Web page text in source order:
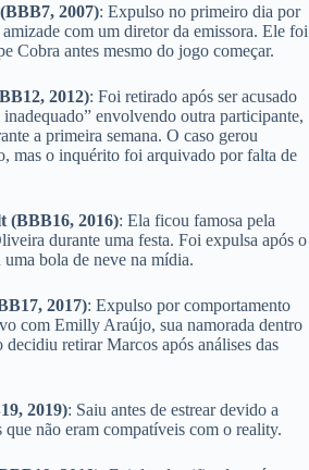
2007): Expulso no primeiro dia por
com um diretor da emissora. Ele foi
Cobra antes mesmo do jogo começar.
2012): Foi retirado após ser acusado
envolvendo outra participante,
a primeira semana. O caso gerou
mas o inquérito foi arquivado por falta de
(BBB16, 2016): Ela ficou famosa pela
durante uma festa. Foi expulsa após o
bola de neve na mídia.
2017): Expulso por comportamento
com Emilly Araújo, sua namorada dentro
decidiu retirar Marcos após análises das
2019): Saiu antes de estrear devido a
não eram compatíveis com o reality.